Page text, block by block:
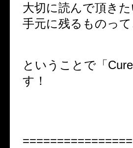
大切に読んで頂き
手元に残るものっ
ということで「
す！